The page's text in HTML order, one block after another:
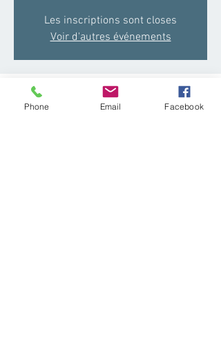
Les inscriptions sont closes
Voir d'autres événements
Heure et lieu
Phone Email Facebook